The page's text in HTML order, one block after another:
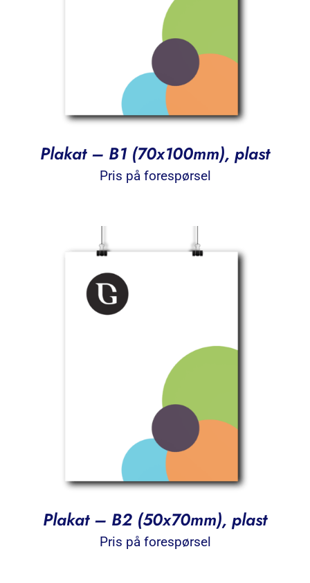
Plakat – B1 (70x100mm), plast
Pris på forespørsel
Plakat – B2 (50x70mm), plast
Pris på forespørsel